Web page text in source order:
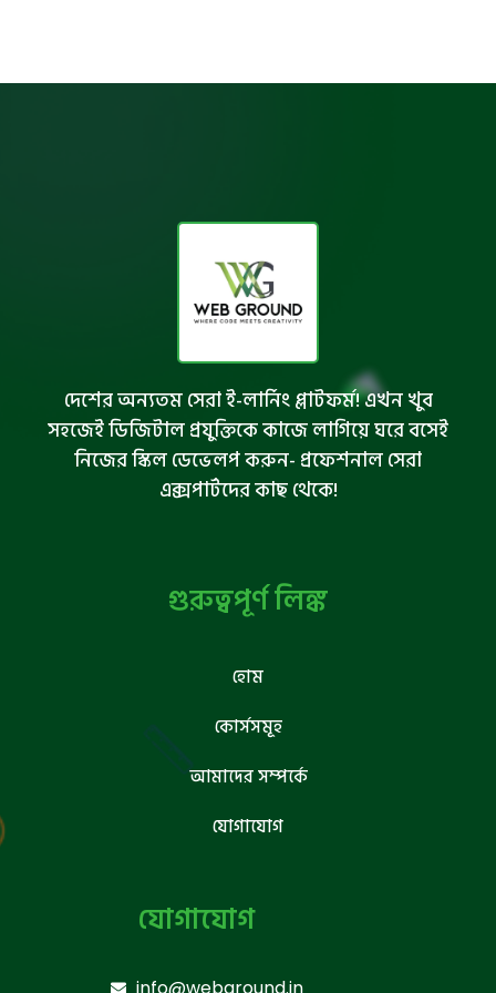
দেশের অন্যতম সেরা ই-লার্নিং প্লাটফর্ম! এখন খুব
সহজেই ডিজিটাল প্রযুক্তিকে কাজে লাগিয়ে ঘরে বসেই
নিজের স্কিল ডেভেলপ করুন- প্রফেশনাল সেরা
এক্সপার্টদের কাছ থেকে!
গুরুত্বপূর্ণ লিঙ্ক
হোম
কোর্সসমূহ
আমাদের সম্পর্কে
যোগাযোগ
যোগাযোগ